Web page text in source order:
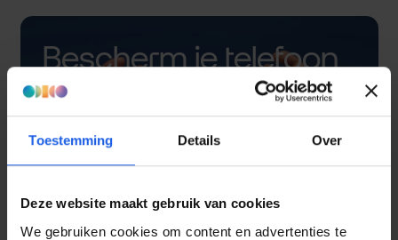
Toestemming Details Over
Deze website maakt gebruik van cookies
We gebruiken cookies om content en advertenties te
Bescherm je telefoon
met een hoesje